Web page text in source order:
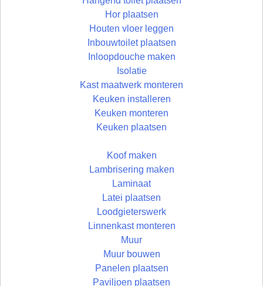
Hor plaatsen
Houten vloer leggen
Inbouwtoilet plaatsen
Inloopdouche maken
Isolatie
Kast maatwerk monteren
Keuken installeren
Keuken monteren
Keuken plaatsen
Koof maken
Lambrisering maken
Laminaat
Latei plaatsen
Loodgieterswerk
Linnenkast monteren
Muur
Muur bouwen
Panelen plaatsen
Paviljoen plaatsen